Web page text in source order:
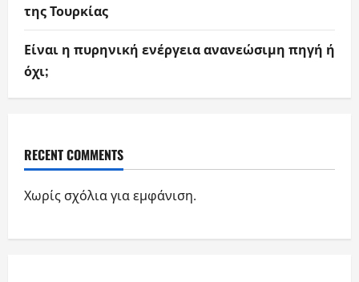
της Τουρκίας
Είναι η πυρηνική ενέργεια ανανεώσιμη πηγή ή
όχι;
RECENT COMMENTS
Χωρίς σχόλια για εμφάνιση.